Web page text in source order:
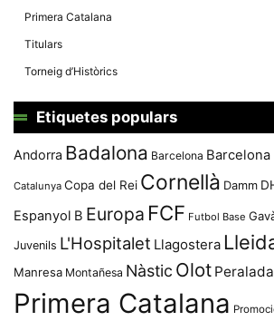
Primera Catalana
Titulars
Torneig d’Històrics
Etiquetes populars
Andorra Badalona Barcelona Barcelona
Catalunya Copa del Rei Cornellà Damm
Espanyol B Europa FCF Futbol Base
Juvenils L'Hospitalet Llagostera
Manresa Montañesa Nàstic Olot Peralada
Primera Catalana